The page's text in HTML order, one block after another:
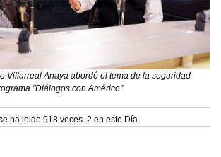
Villarreal Anaya abordó el tema de la seguridad
"Diálogos con Américo"
ha leido 918 veces. 2 en este Día.